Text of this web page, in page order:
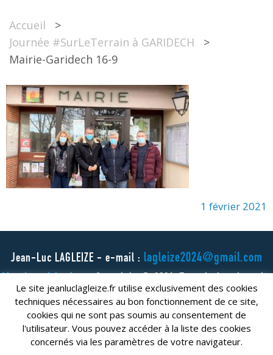
DÉPUTÉ 2017 – 2022
Accueil
>
Journée #SurLeTerrain à GARIDECH
>
Mairie-Garidech 16-9
1 février 2021
Jean-Luc LAGLEIZE - e-mail : lagleize2024@gmail.com
Le site jeanluclagleize.fr utilise exclusivement des cookies
techniques nécessaires au bon fonctionnement de ce site,
cookies qui ne sont pas soumis au consentement de
l'utilisateur. Vous pouvez accéder à la liste des cookies
concernés via les paramètres de votre navigateur.